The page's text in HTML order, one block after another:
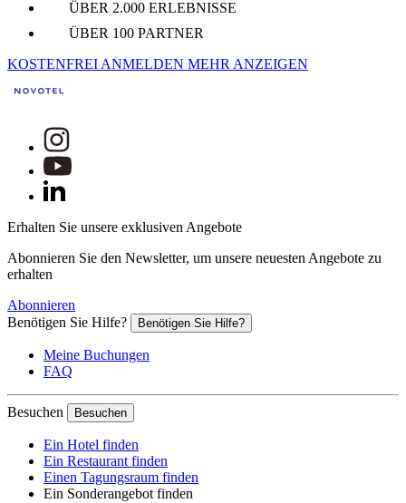
ÜBER 2.000 ERLEBNISSE
ÜBER 100 PARTNER
KOSTENFREI ANMELDEN MEHR ANZEIGEN
Erhalten Sie unsere exklusiven Angebote
Abonnieren Sie den Newsletter, um unsere neuesten Angebote zu
erhalten
Abonnieren
Benötigen Sie Hilfe?
Benötigen Sie Hilfe?
Meine Buchungen
FAQ
Besuchen Besuchen
Ein Hotel finden
Ein Restaurant finden
Einen Tagungsraum finden
Ein Sonderangebot finden